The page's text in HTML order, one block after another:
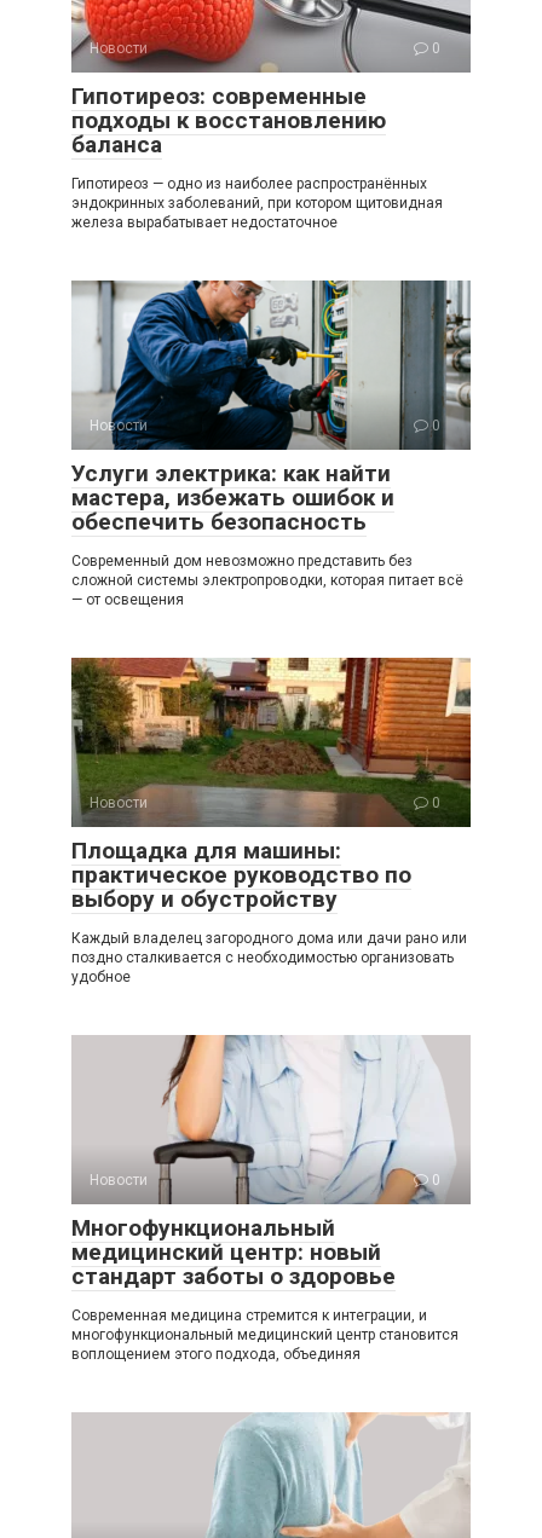
Новости 0
Гипотиреоз: современные
подходы к восстановлению
баланса
Гипотиреоз — одно из наиболее распространённых
эндокринных заболеваний, при котором щитовидная
железа вырабатывает недостаточное
Новости 0
Услуги электрика: как найти
мастера, избежать ошибок и
обеспечить безопасность
Современный дом невозможно представить без
сложной системы электропроводки, которая питает всё
— от освещения
Новости 0
Площадка для машины:
практическое руководство по
выбору и обустройству
Каждый владелец загородного дома или дачи рано или
поздно сталкивается с необходимостью организовать
удобное
Новости 0
Многофункциональный
медицинский центр: новый
стандарт заботы о здоровье
Современная медицина стремится к интеграции, и
многофункциональный медицинский центр становится
воплощением этого подхода, объединяя